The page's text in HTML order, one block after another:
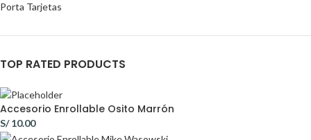
Porta Tarjetas
TOP RATED PRODUCTS
Accesorio Enrollable Osito Marrón
S/10.00